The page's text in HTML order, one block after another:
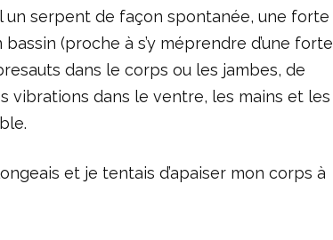
un serpent de façon spontanée, une forte
(proche à s’y méprendre d’une forte
dans le corps ou les jambes, de
vibrations dans le ventre, les mains et les
et je tentais d’apaiser mon corps à